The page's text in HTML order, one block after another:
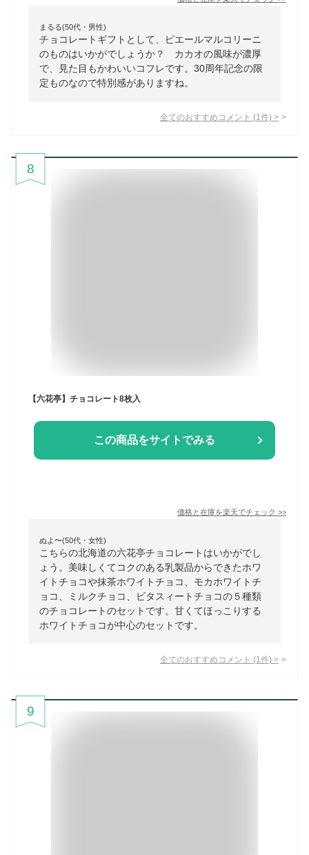
まるる(50代・男性)
チョコレートギフトとして、ピエールマルコリーニ
のものはいかがでしょうか？ カカオの風味が濃厚
で、見た目もかわいいコフレです。30周年記念の限
定ものなので特別感がありますね。
全てのおすすめコメント (1 件) >
8
【六花亭】チョコレート8枚入
この商品をサイトでみる
価格と在庫を楽天でチェック >>
ぬよ〜(50代・女性)
こちらの北海道の六花亭チョコレートはいかがでし
ょう。美味しくてコクのある乳製品からできたホワ
イトチョコや抹茶ホワイトチョコ、モカホワイトチ
ョコ、ミルクチョコ、ビタスィートチョコの５種類
のチョコレートのセットです。甘くてほっこりする
ホワイトチョコが中心のセットです。
全てのおすすめコメント (1 件) >
9